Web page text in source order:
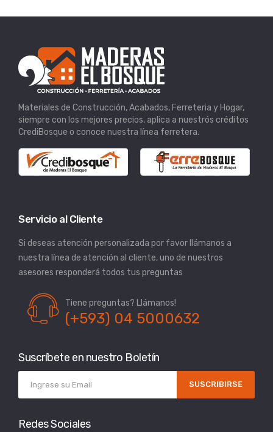
Materiales de Construcción, Acabados, Ferreteria y Hogar,
siempre con los mejores precios, aplica a nuestrós créditos
CrediBosque o conoce nuestra línea ferretera.
Servicio al Cliente
Si deseas atención personalizada por favor llámanos a
nuestra línea de atención al cliente, uno de nuestros
asesores responderá todos tus preguntas
Tiene preguntas? Llámanos!
(+593) 04 5000632
Suscríbete en nuestro Boletín
SUSCRIBIRSE
Redes Sociales